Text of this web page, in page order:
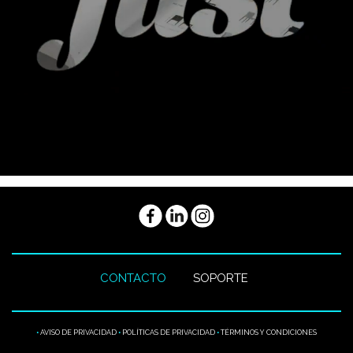
CONTACTO SOPORTE
• AVISO DE PRIVACIDAD • POLÍTICAS DE PRIVACIDAD • TÉRMINOS Y CONDICIONES